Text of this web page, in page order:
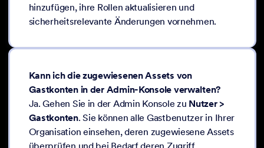
hinzufügen, ihre Rollen aktualisieren und
sicherheitsrelevante Änderungen vornehmen.
Kann ich die zugewiesenen Assets von
Gastkonten in der Admin-Konsole verwalten?
Ja. Gehen Sie in der Admin Konsole zu Nutzer >
Gastkonten. Sie können alle Gastbenutzer in Ihrer
Organisation einsehen, deren zugewiesene Assets